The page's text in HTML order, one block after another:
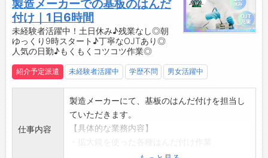
・目標を定めて、モチベーション高く働けます
♪
☆----------------------------------------
☆
◆給与前払い制度あり！
簡単申請！簡単受取！日払い即日払い対応！
☆----------------------------------------
☆
製造メーカーでの基板のはんだ
付け｜1日6時間
未経験者活躍中！土日休み♪残業なし◎朝
ゆっくり9時スタート♪丁寧なOJTあり◎
人気の日勤♪もくもくコツコツ作業◎
紹介予定派遣 未経験者活躍中 学歴不問 男女活躍中
仕事内容
製造メーカーにて、基板のはんだ付けを担当し
ていただきます。
【具体的な業務内容】